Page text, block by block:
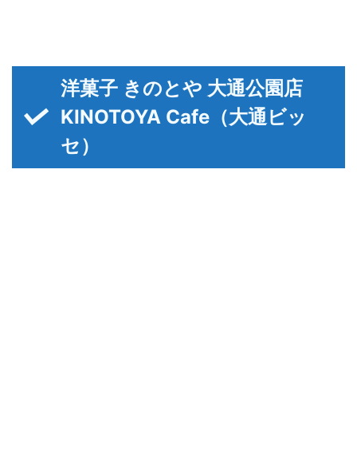
洋菓子 きのとや 大通公園店
KINOTOYA Cafe（大通ビッ
セ）